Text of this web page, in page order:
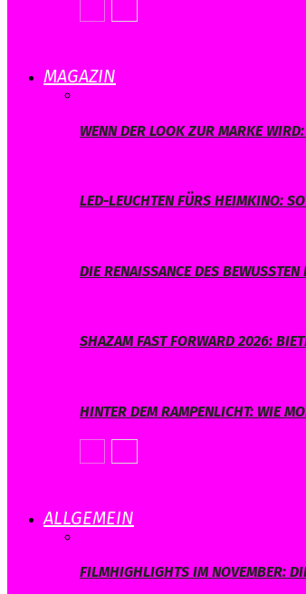
MAGAZIN
WENN DER LOOK ZUR MARKE
LED-LEUCHTEN FÜRS HEIMKINO:
DIE RENAISSANCE DES
SHAZAM FAST FORWARD 2026:
HINTER DEM RAMPENLICHT: WIE
ALLGEMEIN
FILMHIGHLIGHTS IM NOVEMBER: